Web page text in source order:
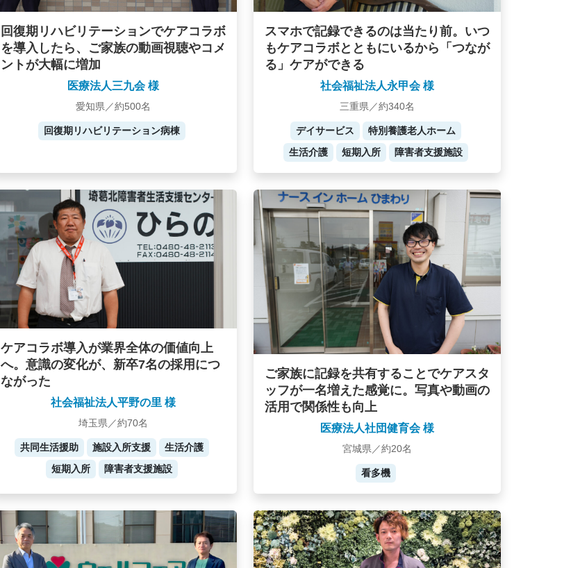
回復期リハビリテーションでケアコラボ
を導入したら、ご家族の動画視聴やコメ
ントが大幅に増加
医療法人三九会 様
愛知県／約500名
回復期リハビリテーション病棟
スマホで記録できるのは当たり前。いつ
もケアコラボとともにいるから「つなが
る」ケアができる
社会福祉法人永甲会 様
三重県／約340名
デイサービス
特別養護老人ホーム
生活介護
短期入所 障害者支援施設
ケアコラボ導入が業界全体の価値向上
へ。意識の変化が、新卒7名の採用につ
ながった
社会福祉法人平野の里 様
埼玉県／約70名
共同生活援助 施設入所支援
生活介護
短期入所
障害者支援施設
ご家族に記録を共有することでケアスタ
ッフが一名増えた感覚に。写真や動画の
活用で関係性も向上
医療法人社団健育会 様
宮城県／約20名
看多機